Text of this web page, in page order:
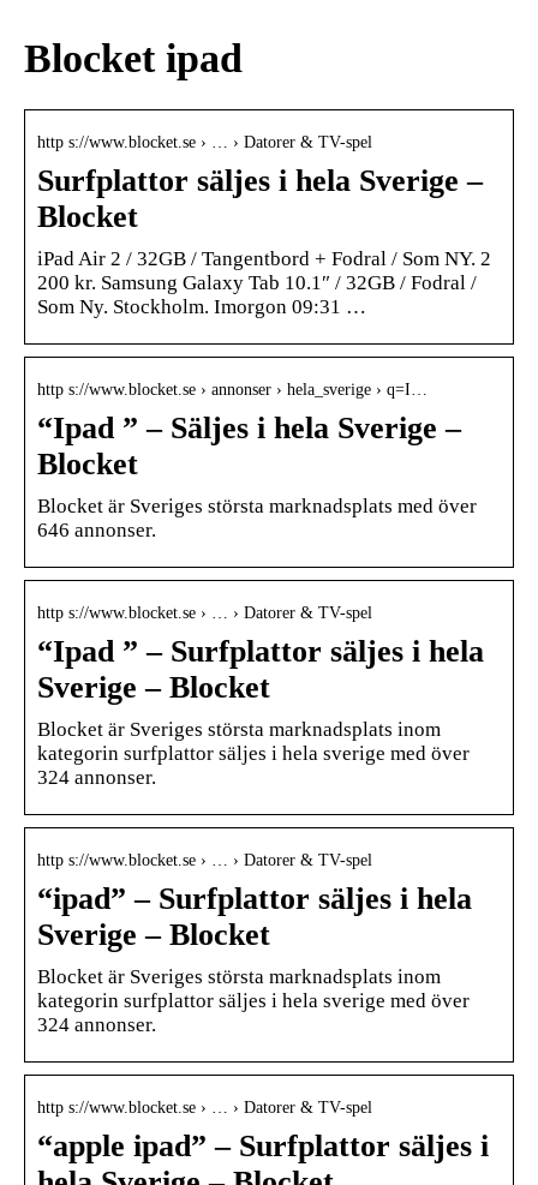
Blocket ipad
http s://www.blocket.se › … › Datorer & TV-spel
Surfplattor säljes i hela Sverige –
Blocket
iPad Air 2 / 32GB / Tangentbord + Fodral / Som NY. 2
200 kr. Samsung Galaxy Tab 10.1″ / 32GB / Fodral /
Som Ny. Stockholm. Imorgon 09:31 …
http s://www.blocket.se › annonser › hela_sverige › q=I…
“Ipad ” – Säljes i hela Sverige –
Blocket
Blocket är Sveriges största marknadsplats med över
646 annonser.
http s://www.blocket.se › … › Datorer & TV-spel
“Ipad ” – Surfplattor säljes i hela
Sverige – Blocket
Blocket är Sveriges största marknadsplats inom
kategorin surfplattor säljes i hela sverige med över
324 annonser.
http s://www.blocket.se › … › Datorer & TV-spel
“ipad” – Surfplattor säljes i hela
Sverige – Blocket
Blocket är Sveriges största marknadsplats inom
kategorin surfplattor säljes i hela sverige med över
324 annonser.
http s://www.blocket.se › … › Datorer & TV-spel
“apple ipad” – Surfplattor säljes i